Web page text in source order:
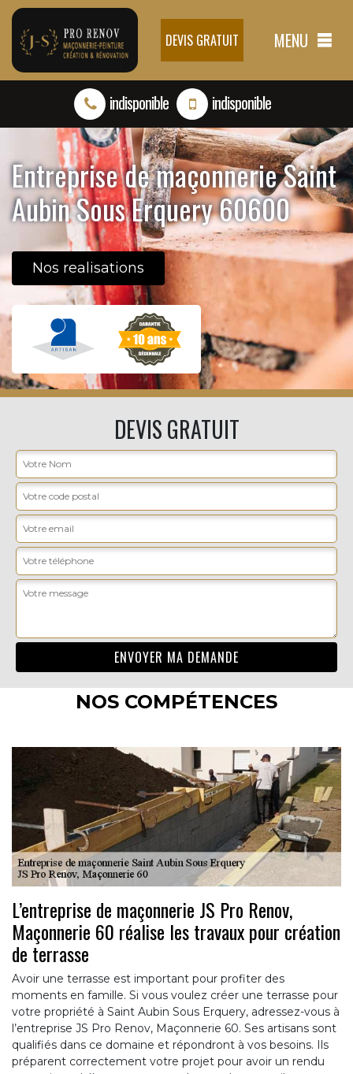
DEVIS GRATUIT MENU
indisponible indisponible
Entreprise de maçonnerie Saint
Aubin Sous Erquery 60600
Nos realisations
DEVIS GRATUIT
NOS COMPÉTENCES
L’entreprise de maçonnerie JS Pro Renov,
Maçonnerie 60 réalise les travaux pour création
de terrasse
Avoir une terrasse est important pour profiter des
moments en famille. Si vous voulez créer une terrasse pour
votre propriété à Saint Aubin Sous Erquery, adressez-vous à
l’entreprise JS Pro Renov, Maçonnerie 60. Ses artisans sont
qualifiés dans ce domaine et répondront à vos besoins. Ils
préparent correctement votre projet pour avoir un rendu